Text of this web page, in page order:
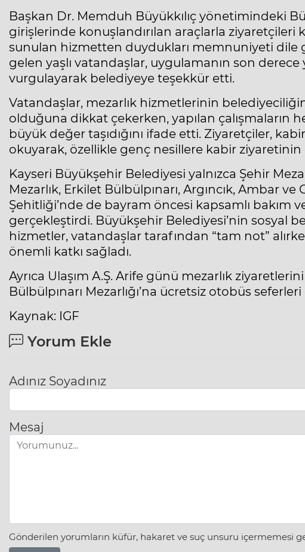
Başkan Dr. Memduh Büyükkılıç yönetimindeki
girişlerinde konuşlandırılan araçlarla ziyaretçileri
sunulan hizmetten duydukları memnuniyeti dile
gelen yaşlı vatandaşlar, uygulamanın son
vurgulayarak belediyeye teşekkür etti.
Vatandaşlar, mezarlık hizmetlerinin
olduğuna dikkat çekerken, yapılan çalışmaların
büyük değer taşıdığını ifade etti. Ziyaretçiler,
okuyarak, özellikle genç nesillere kabir ziyaretinin
Kayseri Büyükşehir Belediyesi yalnızca Şehir
Mezarlık, Erkilet Bülbülpınarı, Argıncık, Ambar
Şehitliği’nde de bayram öncesi kapsamlı bakım
gerçekleştirdi. Büyükşehir Belediyesi’nin sosyal
hizmetler, vatandaşlar tarafından “tam not”
önemli katkı sağladı.
Ayrıca Ulaşım A.Ş. Arife günü mezarlık
Bülbülpınarı Mezarlığı’na ücretsiz otobüs
Kaynak: IGF
Yorum Ekle
Adınız Soyadınız
Mesaj
Gönderilen yorumların küfür, hakaret ve suç unsuru içermemesi